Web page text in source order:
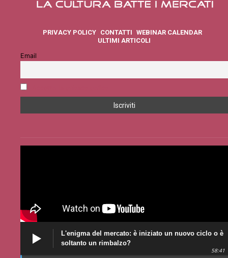
PRIVACY POLICY CONTATTI WEBINAR CALENDAR
ULTIMI ARTICOLI
Email
L'enigma del mercato: è iniziato un nuovo ciclo o è
soltanto un rimbalzo?
58:41